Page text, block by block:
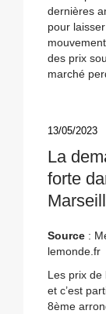
dernières
pour
des prix
marché
13/05/2023
La
forte
Source :
lemonde.fr
Les prix de
et c’est
8ème